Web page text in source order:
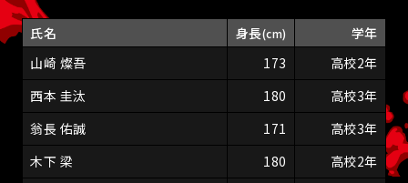
氏名 身長(cm)
学年
山崎 燦吾
173
高校2年
西本 圭汰
180
高校3年
翁長 佑誠
171
高校3年
木下 梁
180
高校2年